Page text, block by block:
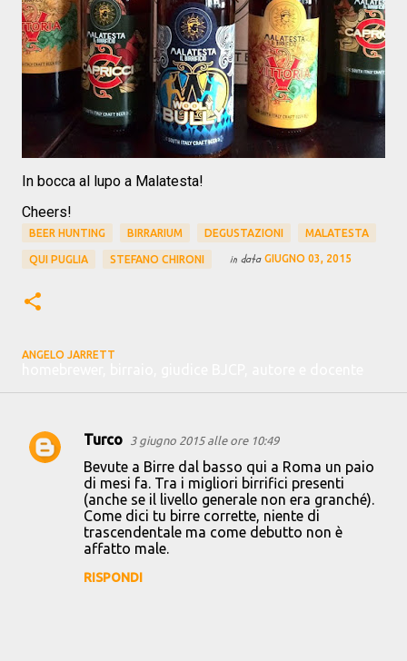
In bocca al lupo a Malatesta!
Cheers!
BEER HUNTING BIRRARIUM DEGUSTAZIONI MALATESTA
QUI PUGLIA STEFANO CHIRONI in data GIUGNO 03, 2015
ANGELO JARRETT
C
Turco 3 giugno 2015 alle ore 10:49
Bevute a Birre dal basso qui a Roma un paio
di mesi fa. Tra i migliori birrifici presenti
(anche se il livello generale non era granché).
Come dici tu birre corrette, niente di
trascendentale ma come debutto non è
affatto male.
RISPONDI